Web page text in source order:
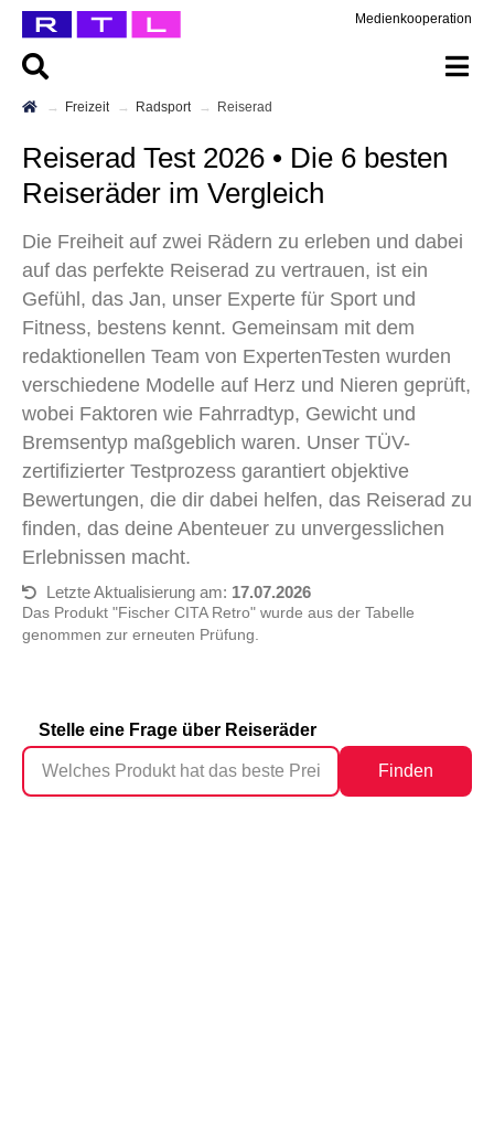
Medienkooperation
Freizeit Radsport Reiserad
Reiserad Test 2026 • Die 6 besten
Reiseräder im Vergleich
Die Freiheit auf zwei Rädern zu erleben und dabei
auf das perfekte Reiserad zu vertrauen, ist ein
Gefühl, das Jan, unser Experte für Sport und
Fitness, bestens kennt. Gemeinsam mit dem
redaktionellen Team von ExpertenTesten wurden
verschiedene Modelle auf Herz und Nieren geprüft,
wobei Faktoren wie Fahrradtyp, Gewicht und
Bremsentyp maßgeblich waren. Unser TÜV-
zertifizierter Testprozess garantiert objektive
Bewertungen, die dir dabei helfen, das Reiserad zu
finden, das deine Abenteuer zu unvergesslichen
Erlebnissen macht.
Letzte Aktualisierung am: 17.07.2026
Das Produkt "Fischer CITA Retro" wurde aus der Tabelle
genommen zur erneuten Prüfung.
Stelle eine Frage über Reiseräder
Finden